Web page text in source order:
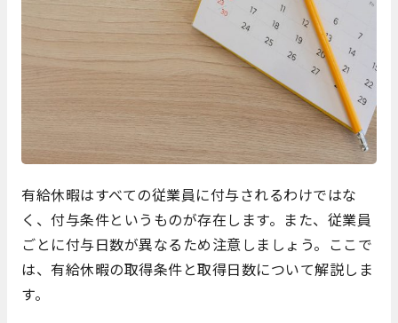
有給休暇はすべての従業員に付与されるわけではな
く、付与条件というものが存在します。また、従業員
ごとに付与日数が異なるため注意しましょう。ここで
は、有給休暇の取得条件と取得日数について解説しま
す。